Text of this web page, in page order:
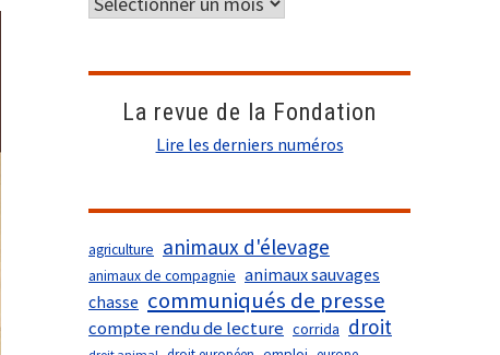
La revue de la Fondation
Lire les derniers numéros
agriculture animaux d'élevage
animaux de compagnie animaux sauvages
chasse communiqués de presse
compte rendu de lecture corrida droit